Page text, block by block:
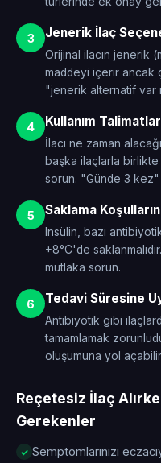
3 Jenerik İlaç
Orijinal ilacın jenerik
maddeyi içerir ancak
"jenerik alternatif var
4 Kullanım
İlacı ne zaman
başka ilaçlarla birlikte
sorun. "Günde 3
5 Saklama
Insülin, bazı
+8°C'de
mutlaka sorun.
6 Tedavi Süresine
Antibiyotik gibi
tamamlamak
oluşumuna yol
Reçetesiz İlaç
Gerekenler
Semptomlarınızı